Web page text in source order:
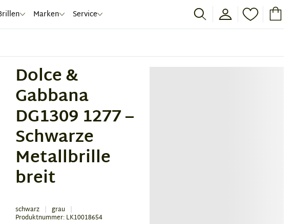
Marken Service
Dolce &
Gabbana
DG1309 1277 –
Schwarze
Metallbrille
breit
schwarz grau
Produktnummer: LK10018654